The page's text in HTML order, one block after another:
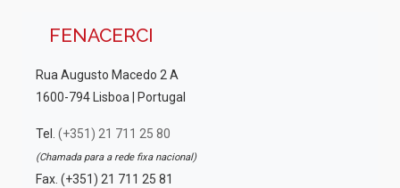
FENACERCI
Rua Augusto Macedo 2 A
1600-794 Lisboa | Portugal
Tel. (+351) 21 711 25 80
(Chamada para a rede fixa nacional)
Fax. (+351) 21 711 25 81